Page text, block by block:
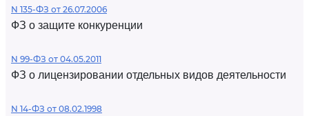
N 135-ФЗ от 26.07.2006
ФЗ о защите конкуренции
N 99-ФЗ от 04.05.2011
ФЗ о лицензировании отдельных видов деятельности
N 14-ФЗ от 08.02.1998